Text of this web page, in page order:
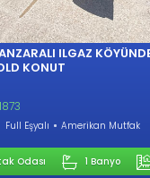
ILGAZ
KONUT
Full Eşyalı Amerikan Mutfak
Odası 1 Banyo